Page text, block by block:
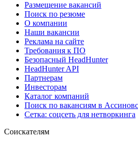
Размещение вакансий
Поиск по резюме
О компании
Наши вакансии
Реклама на сайте
Требования к ПО
Безопасный HeadHunter
HeadHunter API
Партнерам
Инвесторам
Каталог компаний
Поиск по вакансиям в
Сетка: соцсеть для нетворкинга
Соискателям